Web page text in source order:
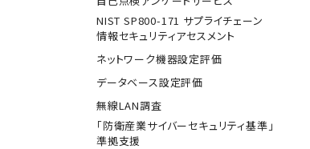
NIST SP800-171 サプライチェーン
情報セキュリティアセスメント
ネットワーク機器設定評価
データベース設定評価
無線LAN調査
「防衛産業サイバーセキュリティ基準」
準拠支援